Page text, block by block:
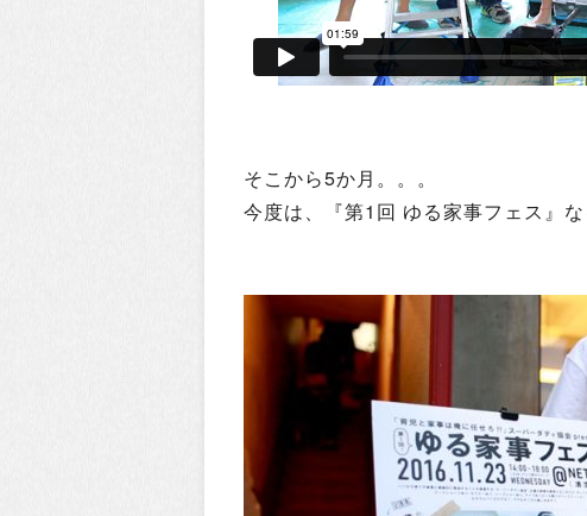
そこから5か月。。。
今度は、『第1回 ゆる家事フェス』